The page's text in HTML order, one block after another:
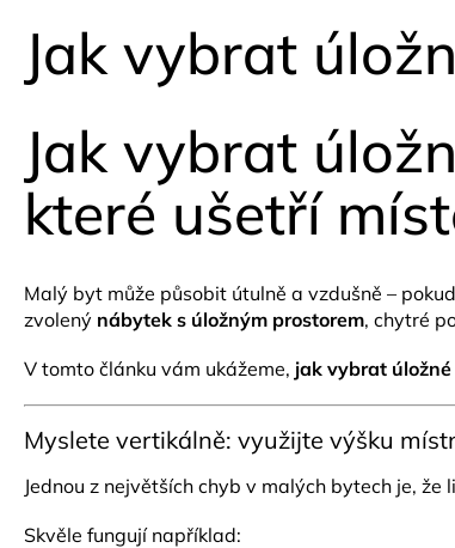
Jak vybrat
Jak vybrat
které ušetří
Malý byt může působit útulně a vzdušně –
zvolený nábytek s úložným prostorem, chytré
V tomto článku vám ukážeme, jak vybrat
Myslete vertikálně: využijte výšku
Jednou z největších chyb v malých bytech je,
Skvěle fungují například: